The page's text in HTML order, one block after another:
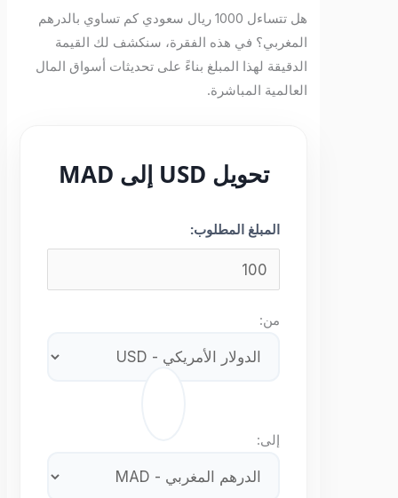
هل تتساءل 1000 ريال سعودي كم تساوي بالدرهم
المغربي؟ في هذه الفقرة، سنكشف لك القيمة
الدقيقة لهذا المبلغ بناءً على تحديثات أسواق المال
العالمية المباشرة.
تحويل USD إلى MAD
المبلغ المطلوب: